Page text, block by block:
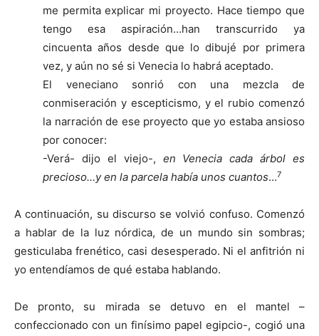
me permita explicar mi proyecto. Hace tiempo que
tengo esa aspiración…han transcurrido ya
cincuenta años desde que lo dibujé por primera
vez, y aún no sé si Venecia lo habrá aceptado.
El veneciano sonrió con una mezcla de
conmiseración y escepticismo, y el rubio comenzó
la narración de ese proyecto que yo estaba ansioso
por conocer:
-Verá- dijo el viejo-, en Venecia cada árbol es
precioso…y en la parcela había unos cuantos…7
A continuación, su discurso se volvió confuso. Comenzó
a hablar de la luz nórdica, de un mundo sin sombras;
gesticulaba frenético, casi desesperado. Ni el anfitrión ni
yo entendíamos de qué estaba hablando.
De pronto, su mirada se detuvo en el mantel –
confeccionado con un finísimo papel egipcio-, cogió una